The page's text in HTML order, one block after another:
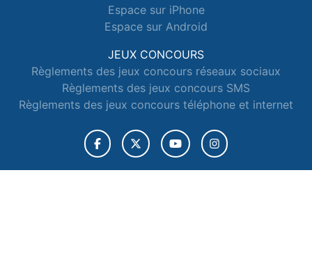
Espace sur iPhone
Espace sur Android
JEUX CONCOURS
Règlements des jeux concours réseaux sociaux
Règlements des jeux concours SMS
Règlements des jeux concours téléphone et internet